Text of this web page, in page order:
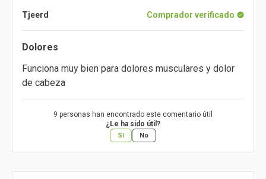
Tjeerd Comprador verificado
Dolores
Funciona muy bien para dolores musculares y dolor
de cabeza
9 personas han encontrado este comentario útil
¿Le ha sido útil?
Sí No